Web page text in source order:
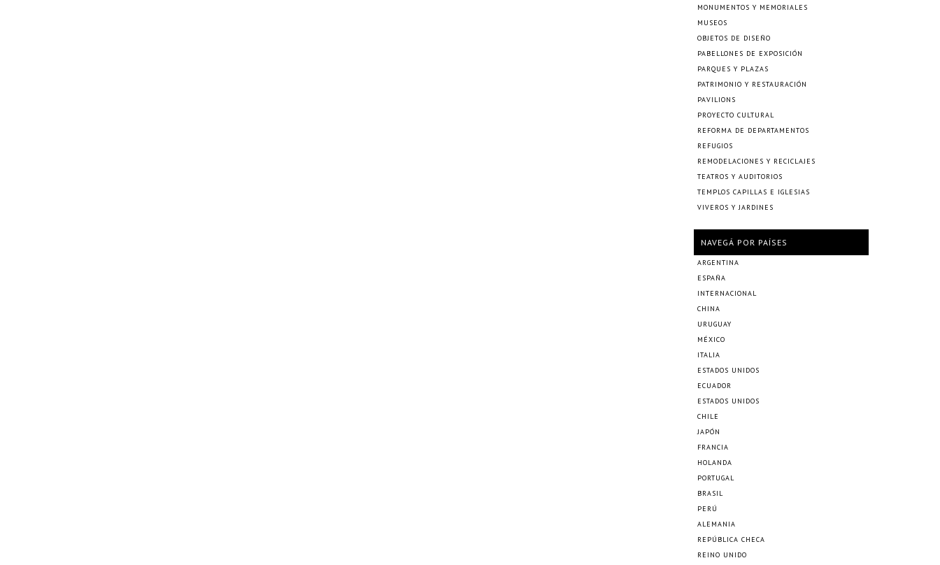
MONUMENTOS Y MEMORIALES
MUSEOS
OBJETOS DE DISEÑO
PABELLONES DE EXPOSICIÓN
PARQUES Y PLAZAS
PATRIMONIO Y RESTAURACIÓN
PAVILIONS
PROYECTO CULTURAL
REFORMA DE DEPARTAMENTOS
REFUGIOS
REMODELACIONES Y RECICLAJES
TEATROS Y AUDITORIOS
TEMPLOS CAPILLAS E IGLESIAS
VIVEROS Y JARDINES
NAVEGÁ POR PAÍSES
ARGENTINA
ESPAÑA
INTERNACIONAL
CHINA
URUGUAY
MÉXICO
ITALIA
ESTADOS UNIDOS
ECUADOR
ESTADOS UNIDOS
CHILE
JAPÓN
FRANCIA
HOLANDA
PORTUGAL
BRASIL
PERÚ
ALEMANIA
REPÚBLICA CHECA
REINO UNIDO